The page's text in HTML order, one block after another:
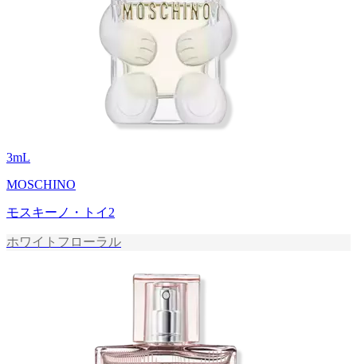
3mL
MOSCHINO
モスキーノ・トイ2
ホワイトフローラル